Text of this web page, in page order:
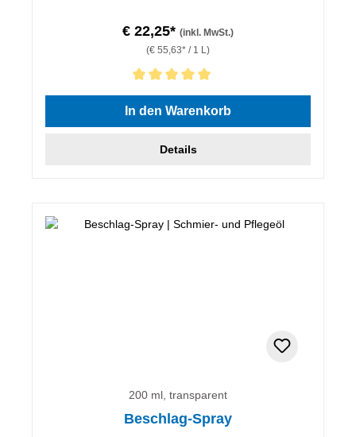
€ 22,25* (inkl. MwSt.)
(€ 55,63* / 1 L)
Durchschnittliche Bewertung von 5 von 5 Sternen
In den Warenkorb
Details
200 ml, transparent
Beschlag-Spray